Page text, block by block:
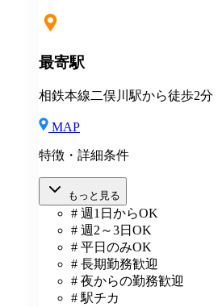
最寄駅
相鉄本線二俣川駅から徒歩2分
MAP
特徴・詳細条件
もっと見る
# 週1日からOK
# 週2～3日OK
# 平日のみOK
# 長期勤務歓迎
# 夜からの勤務歓迎
# 駅チカ